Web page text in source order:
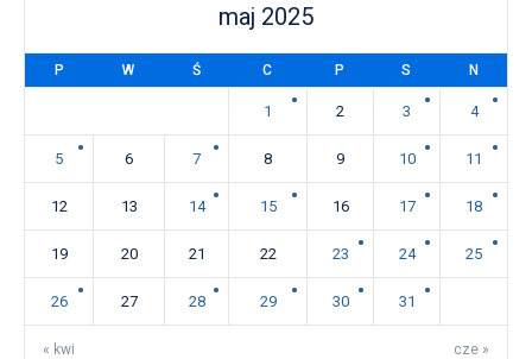
maj 2025
P W Ś C P S N
« kwi cze »
1 2 3 4
5 6 7 8 9 10 11
12 13 14 15 16 17 18
19 20 21 22 23 24 25
26 27 28 29 30 31